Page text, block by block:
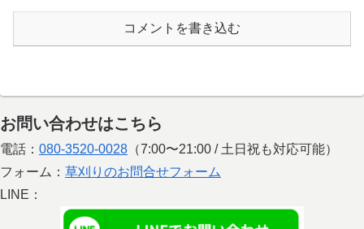
コメントを書き込む
お問い合わせはこちら
電話： 080-3520-0028 （7:00〜21:00 / 土日祝も対応可能）
フォーム： 草刈りのお問合せフォーム
LINE：